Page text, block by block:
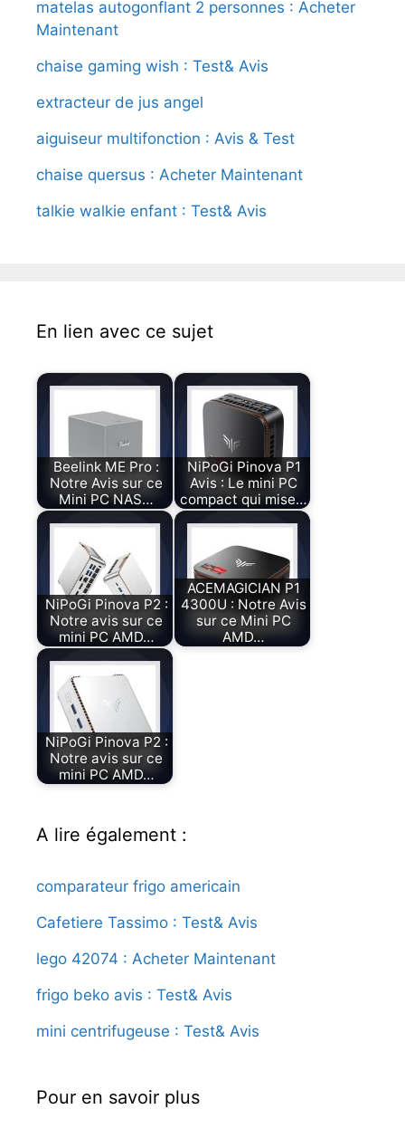
matelas autogonflant 2 personnes : Acheter
Maintenant
chaise gaming wish : Test& Avis
extracteur de jus angel
aiguiseur multifonction : Avis & Test
chaise quersus : Acheter Maintenant
talkie walkie enfant : Test& Avis
En lien avec ce sujet
Beelink ME Pro :
Notre Avis sur ce
Mini PC NAS…
NiPoGi Pinova P1
Avis : Le mini PC
compact qui mise…
NiPoGi Pinova P2 :
Notre avis sur ce
mini PC AMD…
ACEMAGICIAN P1
4300U : Notre Avis
sur ce Mini PC
AMD…
NiPoGi Pinova P2 :
Notre avis sur ce
mini PC AMD…
A lire également :
comparateur frigo americain
Cafetiere Tassimo : Test& Avis
lego 42074 : Acheter Maintenant
frigo beko avis : Test& Avis
mini centrifugeuse : Test& Avis
Pour en savoir plus